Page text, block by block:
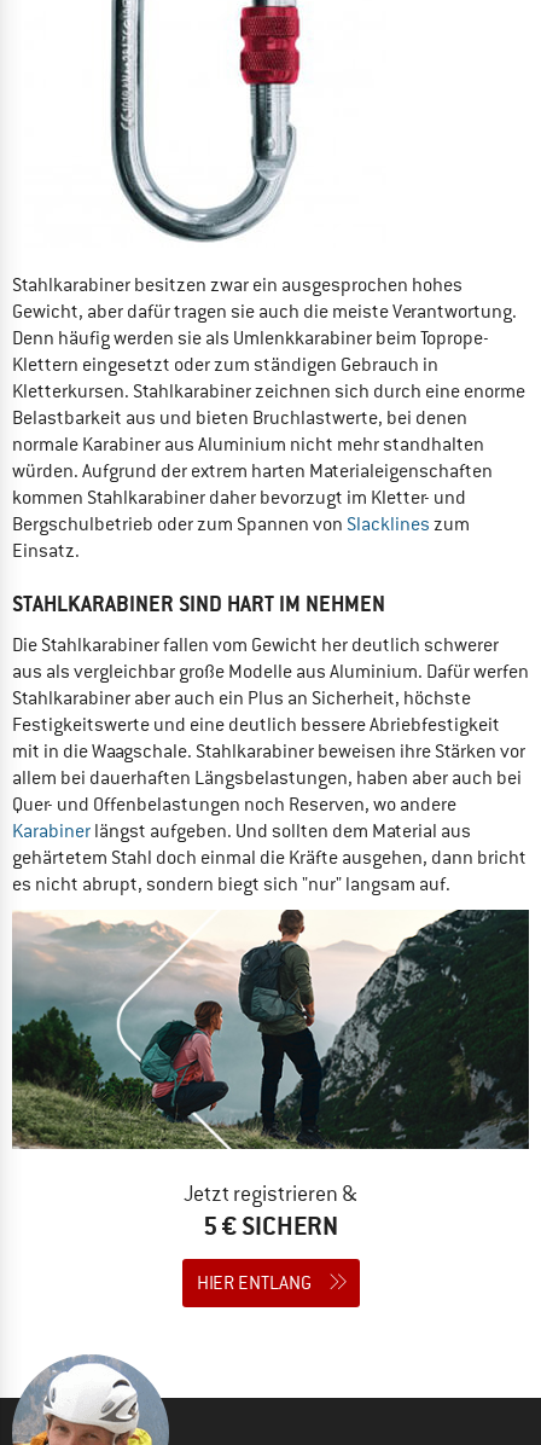
Stahlkarabiner besitzen zwar ein ausgesprochen hohes
Gewicht, aber dafür tragen sie auch die meiste Verantwortung.
Denn häufig werden sie als Umlenkkarabiner beim Toprope-
Klettern eingesetzt oder zum ständigen Gebrauch in
Kletterkursen. Stahlkarabiner zeichnen sich durch eine enorme
Belastbarkeit aus und bieten Bruchlastwerte, bei denen
normale Karabiner aus Aluminium nicht mehr standhalten
würden. Aufgrund der extrem harten Materialeigenschaften
kommen Stahlkarabiner daher bevorzugt im Kletter- und
Bergschulbetrieb oder zum Spannen von Slacklines zum
Einsatz.
STAHLKARABINER SIND HART IM NEHMEN
Die Stahlkarabiner fallen vom Gewicht her deutlich schwerer
aus als vergleichbar große Modelle aus Aluminium. Dafür werfen
Stahlkarabiner aber auch ein Plus an Sicherheit, höchste
Festigkeitswerte und eine deutlich bessere Abriebfestigkeit
mit in die Waagschale. Stahlkarabiner beweisen ihre Stärken vor
allem bei dauerhaften Längsbelastungen, haben aber auch bei
Quer- und Offenbelastungen noch Reserven, wo andere
Karabiner längst aufgeben. Und sollten dem Material aus
gehärtetem Stahl doch einmal die Kräfte ausgehen, dann bricht
es nicht abrupt, sondern biegt sich "nur" langsam auf.
Jetzt registrieren &
5 € SICHERN
HIER ENTLANG